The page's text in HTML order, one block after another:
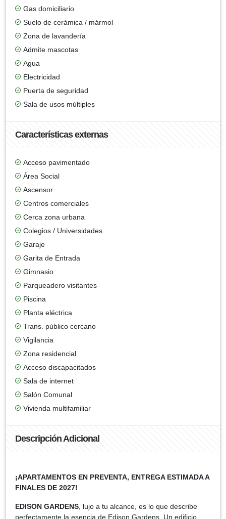
Gas domiciliario
Suelo de cerámica / mármol
Zona de lavandería
Admite mascotas
Agua
Electricidad
Puerta de seguridad
Sala de usos múltiples
Características externas
Acceso pavimentado
Área Social
Ascensor
Centros comerciales
Cerca zona urbana
Colegios / Universidades
Garaje
Garita de Entrada
Gimnasio
Parqueadero visitantes
Piscina
Planta eléctrica
Trans. público cercano
Vigilancia
Zona residencial
Acceso discapacitados
Sala de internet
Salón Comunal
Vivienda multifamiliar
Descripción Adicional
¡APARTAMENTOS EN PREVENTA, ENTREGA ESTIMADA A
FINALES DE 2027!
EDISON GARDENS , lujo a tu alcance, es lo que describe
perfectamente la esencia de Edison Gardens. Un edificio